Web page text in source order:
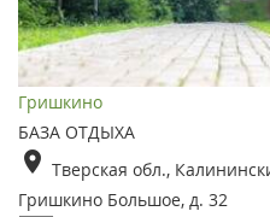
Гришкино
БАЗА ОТДЫХА
Тверская обл.,
Гришкино Большое, д. 32